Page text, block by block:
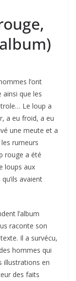
l’ont
que les
Le loup a
a eu froid, a eu
une meute et a
rumeurs
rouge a été
loups aux
avaient
l’album
raconte son
Il a survécu,
hommes qui
illustrations en
des faits